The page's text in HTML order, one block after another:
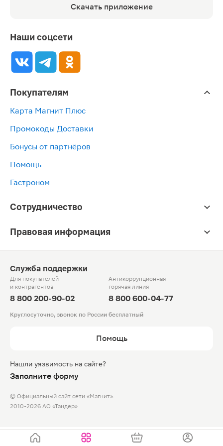
Скачать приложение
Наши соцсети
Покупателям
Карта Магнит Плюс
Промокоды Доставки
Бонусы от партнёров
Помощь
Гастроном
Сотрудничество
Правовая информация
Служба поддержки
Для покупателей
и контрагентов
8 800 200-90-02
Антикоррупционная
горячая линия
8 800 600-04-77
Круглосуточно, звонок по России бесплатный
Помощь
Нашли уязвимость на сайте?
Заполните форму
© Официальный сайт сети «Магнит».
2010-2026 АО «Тандер»